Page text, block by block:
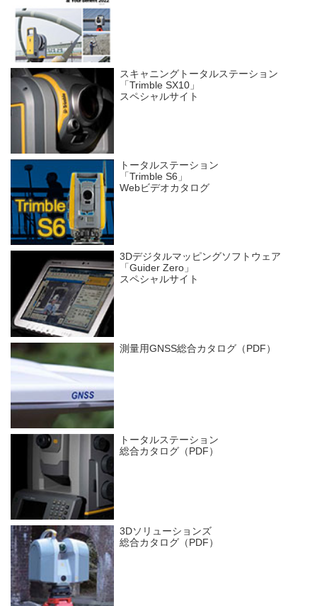
スキャニングトータルステーション
「Trimble SX10」
スペシャルサイト
トータルステーション
「Trimble S6」
Webビデオカタログ
3Dデジタルマッピングソフトウェア
「Guider Zero」
スペシャルサイト
測量用GNSS総合カタログ（PDF）
トータルステーション
総合カタログ（PDF）
3Dソリューションズ
総合カタログ（PDF）